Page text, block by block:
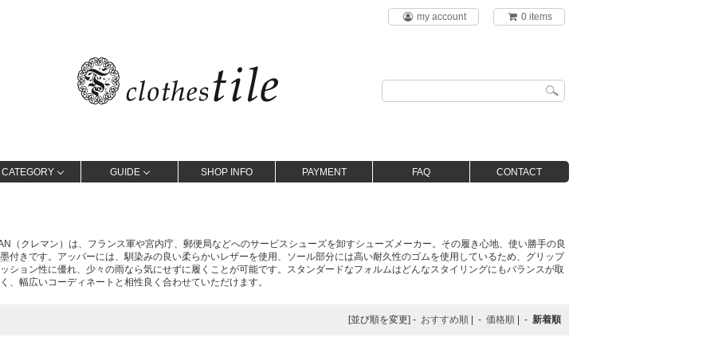
my account 0 items
CATEGORY GUIDE SHOP INFO PAYMENT FAQ CONTACT
（クレマン）は、フランス軍や宮内庁、郵便局などへのサービスシューズを卸すシューズメーカー。その履き心地、使い勝手の良
付きです。アッパーには、馴染みの良い柔らかいレザーを使用、ソール部分には高い耐久性のゴムを使用しているため、グリップ
ション性に優れ、少々の雨なら気にせずに履くことが可能です。スタンダードなフォルムはどんなスタイリングにもバランスが取
、幅広いコーディネートと相性良く合わせていただけます。
[並び順を変更] - おすすめ順 | - 価格順 | - 新着順